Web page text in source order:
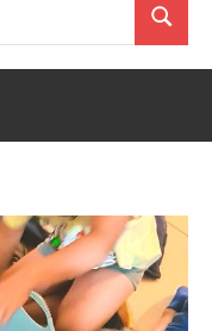
Cerca